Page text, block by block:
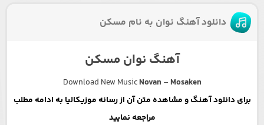
دانلود آهنگ نوان به نام مسکن
آهنگ نوان مسکن
Download New MusicNovan – Mosaken
برای دانلود آهنگ و مشاهده متن آن از رسانه موزیکالیا به ادامه مطلب
مراجعه نمایید